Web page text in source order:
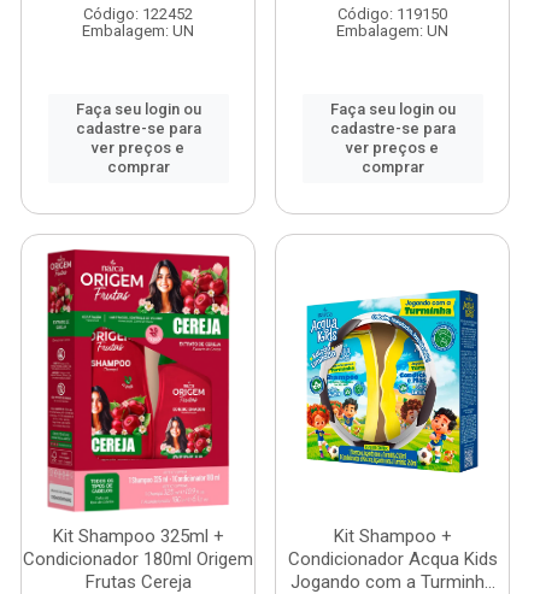
Código: 122452
Embalagem: UN
Faça seu login ou
cadastre-se para
ver preços e
comprar
Código: 119150
Embalagem: UN
Faça seu login ou
cadastre-se para
ver preços e
comprar
Kit Shampoo 325ml +
Condicionador 180ml Origem
Frutas Cereja
Kit Shampoo +
Condicionador Acqua Kids
Jogando com a Turminh...